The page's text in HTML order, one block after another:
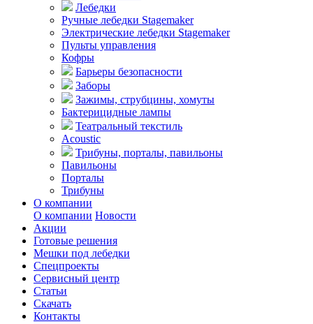
Лебедки
Ручные лебедки Stagemaker
Электрические лебедки Stagemaker
Пульты управления
Кофры
Барьеры безопасности
Заборы
Зажимы, струбцины, хомуты
Бактерицидные лампы
Театральный текстиль
Acoustic
Трибуны, порталы, павильоны
Павильоны
Порталы
Трибуны
О компании
О компании Новости
Акции
Готовые решения
Мешки под лебедки
Спецпроекты
Сервисный центр
Статьи
Скачать
Контакты